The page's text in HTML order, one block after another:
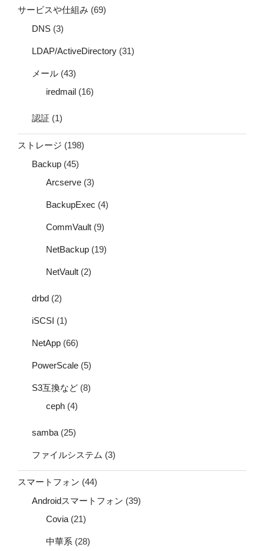
サービスや仕組み (69)
DNS (3)
LDAP/ActiveDirectory (31)
メール (43)
iredmail (16)
認証 (1)
ストレージ (198)
Backup (45)
Arcserve (3)
BackupExec (4)
CommVault (9)
NetBackup (19)
NetVault (2)
drbd (2)
iSCSI (1)
NetApp (66)
PowerScale (5)
S3互換など (8)
ceph (4)
samba (25)
ファイルシステム (3)
スマートフォン (44)
Androidスマートフォン (39)
Covia (21)
中華系 (28)